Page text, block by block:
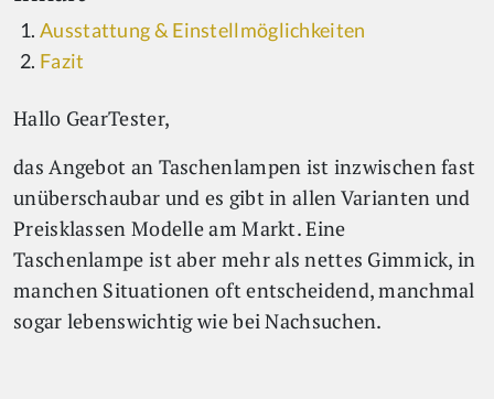
Ausstattung & Einstellmöglichkeiten
Fazit
Hallo GearTester,
das Angebot an Taschenlampen ist inzwischen fast
unüberschaubar und es gibt in allen Varianten und
Preisklassen Modelle am Markt. Eine
Taschenlampe ist aber mehr als nettes Gimmick, in
manchen Situationen oft entscheidend, manchmal
sogar lebenswichtig wie bei Nachsuchen.